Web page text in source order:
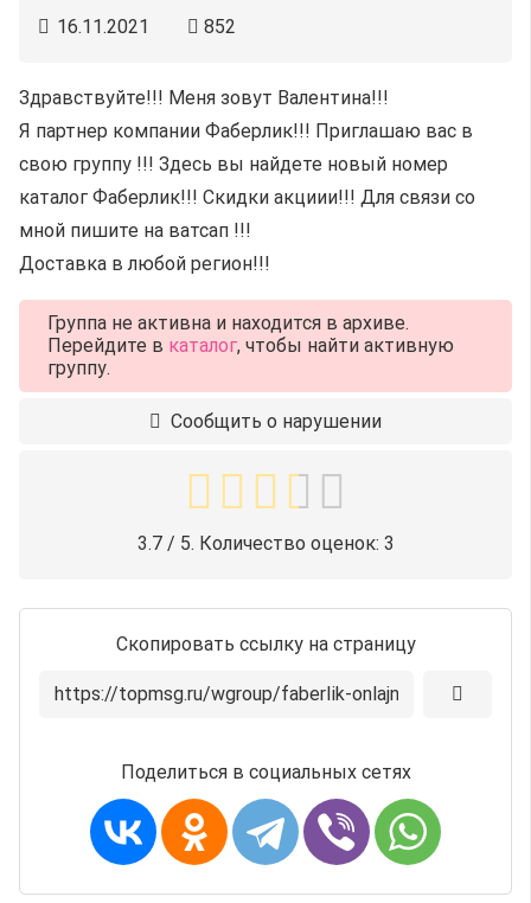
16.11.2021 852
Здравствуйте!!! Меня зовут Валентина!!!
Я партнер компании Фаберлик!!! Приглашаю вас в
свою группу !!! Здесь вы найдете новый номер
каталог Фаберлик!!! Скидки акциии!!! Для связи со
мной пишите на ватсап !!!
Доставка в любой регион!!!
Группа не активна и находится в архиве.
Перейдите в каталог, чтобы найти активную
группу.
Сообщить о нарушении
3.7/ 5. Количество оценок: 3
Скопировать ссылку на страницу
Поделиться в социальных сетях